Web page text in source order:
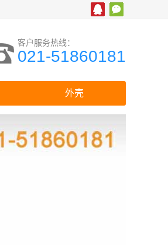
客户服务热线：
021-51860181
外壳